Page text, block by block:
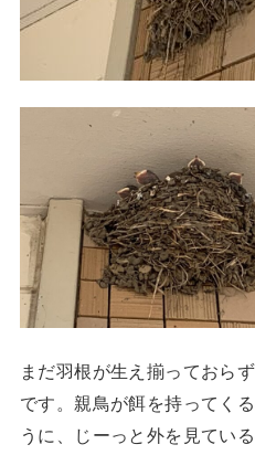
まだ羽根が生え揃っておら
です。親鳥が餌を持ってく
うに、じーっと外を見てい